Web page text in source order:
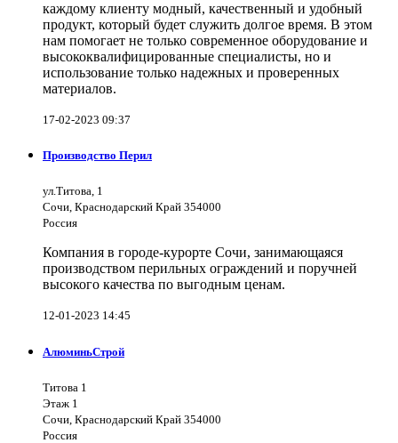
каждому клиенту модный, качественный и удобный
продукт, который будет служить долгое время. В этом
нам помогает не только современное оборудование и
высококвалифицированные специалисты, но и
использование только надежных и проверенных
материалов.
17-02-2023 09:37
Производство Перил
ул.Титова, 1
Сочи, Краснодарский Край 354000
Россия
Компания в городе-курорте Сочи, занимающаяся
производством перильных ограждений и поручней
высокого качества по выгодным ценам.
12-01-2023 14:45
АлюминьСтрой
Титова 1
Этаж 1
Сочи, Краснодарский Край 354000
Россия